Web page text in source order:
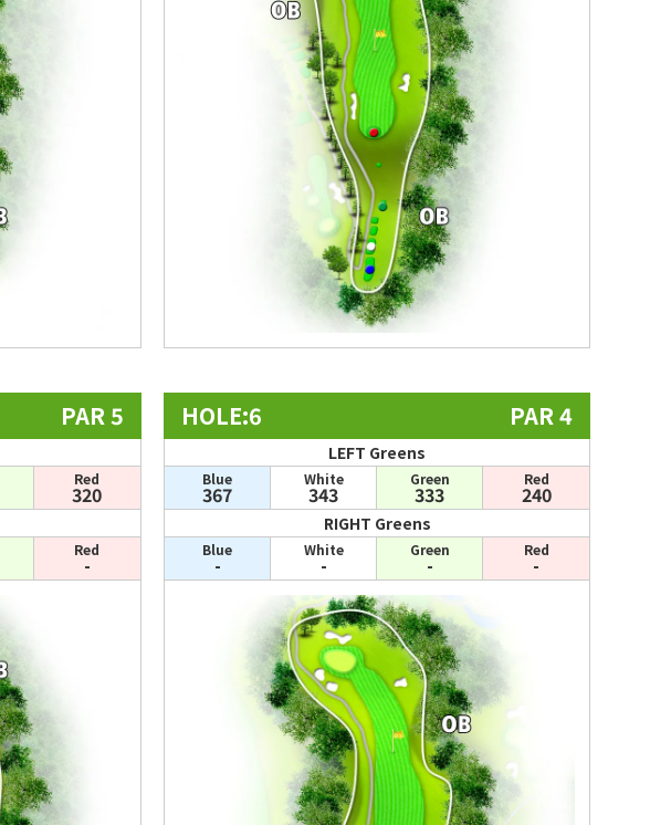
PAR 5
Red
320
Red
-
HOLE:6 PAR 4
LEFT Greens
Blue
367
White
343
Green
333
Red
240
RIGHT Greens
Blue
-
White
-
Green
-
Red
-